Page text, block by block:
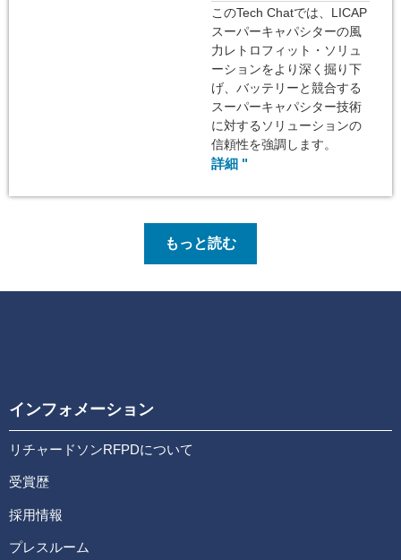
このTech Chatでは、LICAP
スーパーキャパシターの風
力レトロフィット・ソリュ
ーションをより深く掘り下
げ、バッテリーと競合する
スーパーキャパシター技術
に対するソリューションの
信頼性を強調します。
詳細 "
もっと読む
インフォメーション
リチャードソンRFPDについて
受賞歴
採用情報
プレスルーム